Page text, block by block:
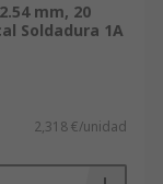
mm, 20
Soldadura 1A
2,318 €/unidad